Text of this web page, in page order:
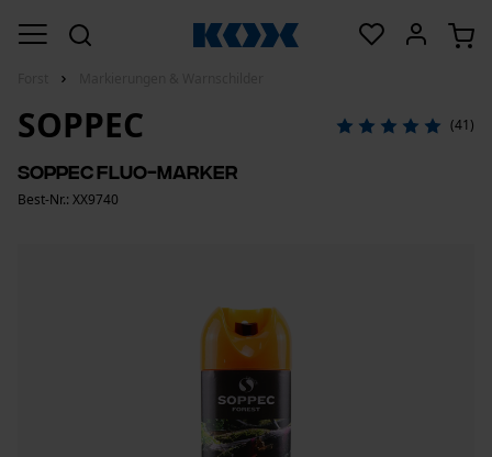
SOPPEC (41)
Soppec Fluo-Marker
Best-Nr.: XX9740